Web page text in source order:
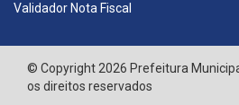
Validador Nota Fiscal
© Copyright 2026 Prefeitura
os direitos reservados